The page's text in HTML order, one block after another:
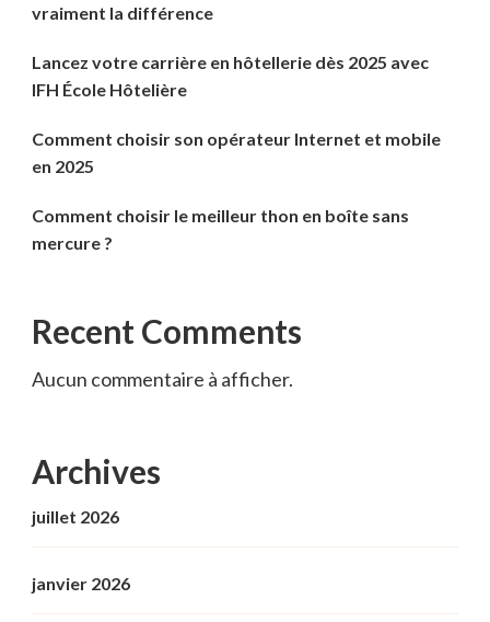
vraiment la différence
Lancez votre carrière en hôtellerie dès 2025 avec
IFH École Hôtelière
Comment choisir son opérateur Internet et mobile
en 2025
Comment choisir le meilleur thon en boîte sans
mercure ?
Recent Comments
Aucun commentaire à afficher.
Archives
juillet 2026
janvier 2026